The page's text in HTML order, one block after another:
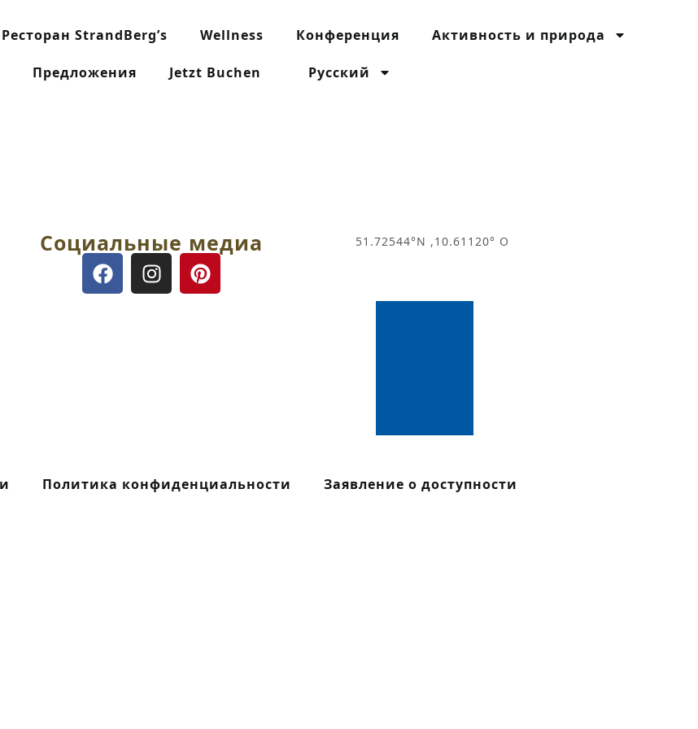
Ресторан StrandBerg’s Wellness Конференция Активность и природа
Предложения Jetzt Buchen Русский
Социальные медиа 51.72544°N ,10.61120° O
Политика конфиденциальности Заявление о доступности